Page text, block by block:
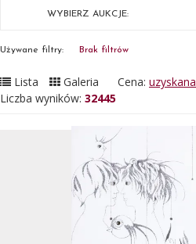
WYBIERZ AUKCJE:
Używane filtry: Brak filtrów
Lista Galeria Cena: uzyskana
Liczba wyników: 32445